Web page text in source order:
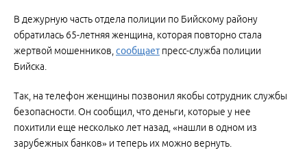
В дежурную часть отдела полиции по Бийскому району
обратилась 65-летняя женщина, которая повторно стала
жертвой мошенников,сообщаетпресс-служба полиции
Бийска.
Так, на телефон женщины позвонил якобы сотрудник службы
безопасности. Он сообщил, что деньги, которые у нее
похитили еще несколько лет назад, «нашли в одном из
зарубежных банков» и теперь их можно вернуть.